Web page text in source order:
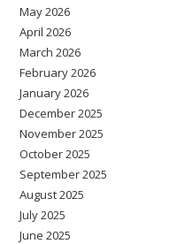
May 2026
April 2026
March 2026
February 2026
January 2026
December 2025
November 2025
October 2025
September 2025
August 2025
July 2025
June 2025